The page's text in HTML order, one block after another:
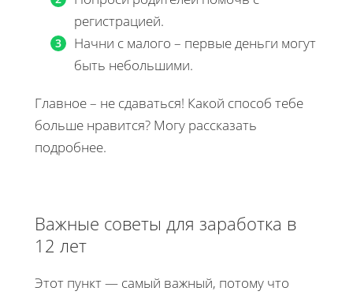
регистрацией.
Начни с малого – первые деньги могут
быть небольшими.
Главное – не сдаваться! Какой способ тебе
больше нравится? Могу рассказать
подробнее.
Важные советы для заработка в
12 лет
Этот пункт — самый важный, потому что